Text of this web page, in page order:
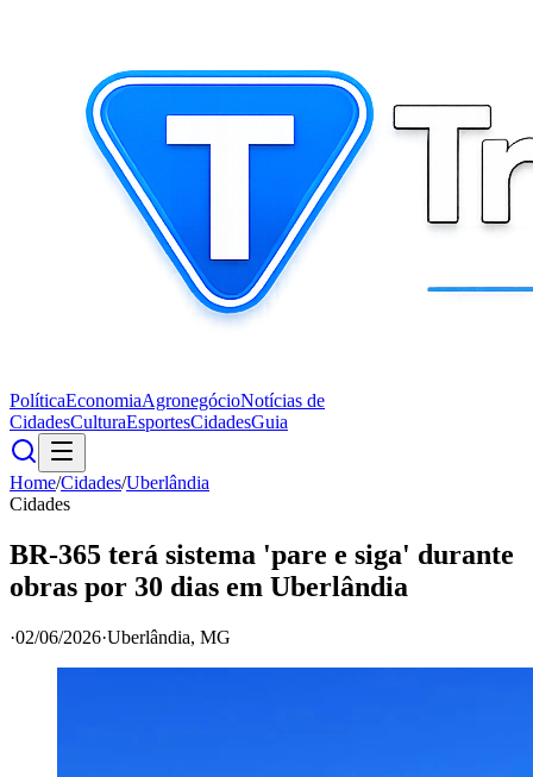
PolíticaEconomiaAgronegócioNotícias de
CidadesCulturaEsportesCidadesGuia
Home/Cidades/Uberlândia
Cidades
BR-365 terá sistema 'pare e siga' durante
obras por 30 dias em Uberlândia
·02/06/2026·Uberlândia, MG